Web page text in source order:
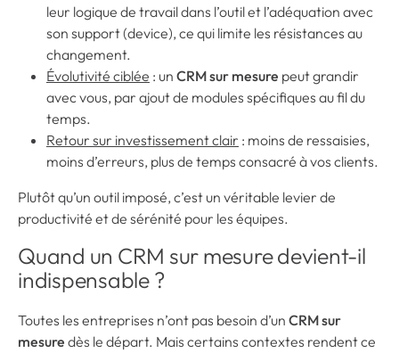
leur logique de travail dans l’outil et l’adéquation avec
son support (device), ce qui limite les résistances au
changement.
Évolutivité ciblée : un CRM sur mesure peut grandir
avec vous, par ajout de modules spécifiques au fil du
temps.
Retour sur investissement clair : moins de ressaisies,
moins d’erreurs, plus de temps consacré à vos clients.
Plutôt qu’un outil imposé, c’est un véritable levier de
productivité et de sérénité pour les équipes.
Quand un CRM sur mesure devient-il
indispensable ?
Toutes les entreprises n’ont pas besoin d’un CRM sur
mesure dès le départ. Mais certains contextes rendent ce